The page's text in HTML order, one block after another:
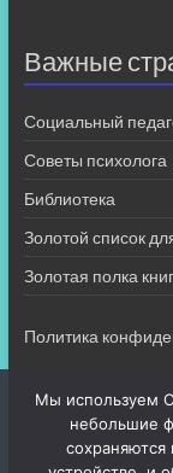
Важные
Социальный
Советы психолога
Библиотека
Золотой список
Золотая полка
Политика
Мы используем
небольшие